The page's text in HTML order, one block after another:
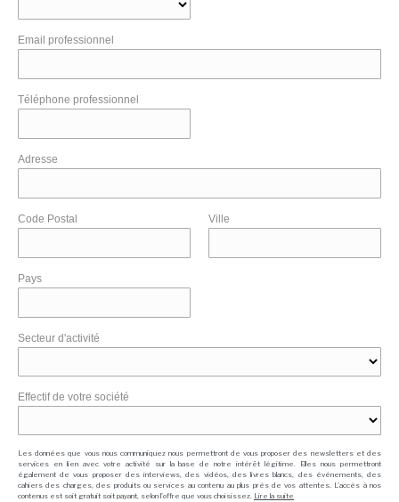
Email professionnel
Téléphone professionnel
Adresse
Code Postal Ville
Pays
Secteur d'activité
Effectif de votre société
Les données que vous nous communiquez nous permettront de vous proposer des newsletters et des
services en lien avec votre activité sur la base de notre intérêt légitime. Elles nous permettront
également de vous proposer des interviews, des vidéos, des livres blancs, des événements, des
cahiers des charges, des produits ou services au contenu au plus près de vos attentes. L'accès à nos
contenus est soit gratuit soit payant, selon l'offre que vous choisissez. Lire la suite